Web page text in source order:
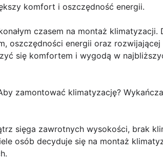
komfort i oszczędność energii.
czasem na montaż
oszczędności energii oraz
się komfortem i wygodą w
zamontować klimatyzację?
sięga zawrotnych wysokości, brak
osób decyduje się na montaż